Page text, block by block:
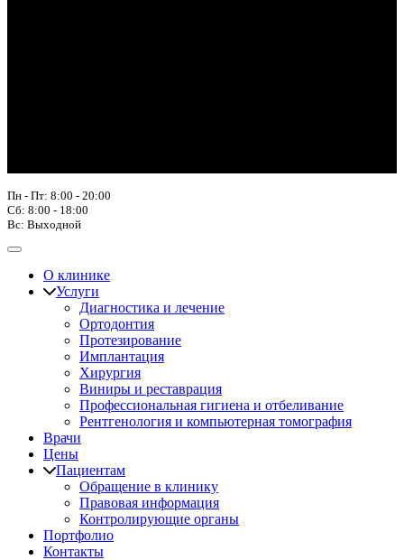
Пн - Пт: 8:00 - 20:00
Сб: 8:00 - 18:00
Вс: Выходной
О клинике
Услуги
Диагностика и лечение
Ортодонтия
Протезирование
Имплантация
Хирургия
Виниры и реставрация
Профессиональная гигиена и отбеливание
Рентгенология и компьютерная томография
Врачи
Цены
Пациентам
Обращение в клинику
Правовая информация
Контролирующие органы
Портфолио
Контакты